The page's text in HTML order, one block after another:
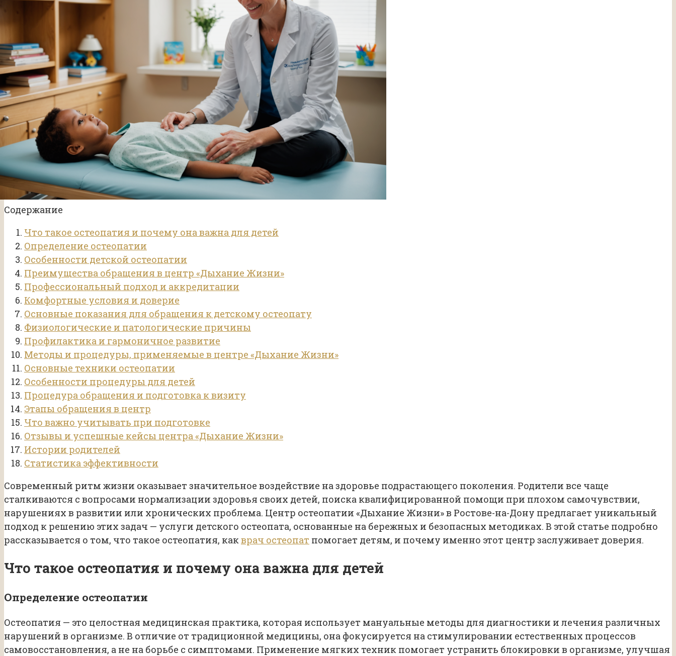
Содержание
Что такое остеопатия и почему она важна для детей
Определение остеопатии
Особенности детской остеопатии
Преимущества обращения в центр «Дыхание Жизни»
Профессиональный подход и аккредитации
Комфортные условия и доверие
Основные показания для обращения к детскому остеопату
Физиологические и патологические причины
Профилактика и гармоничное развитие
Методы и процедуры, применяемые в центре «Дыхание Жизни»
Основные техники остеопатии
Особенности процедуры для детей
Процедура обращения и подготовка к визиту
Этапы обращения в центр
Что важно учитывать при подготовке
Отзывы и успешные кейсы центра «Дыхание Жизни»
Истории родителей
Статистика эффективности
Современный ритм жизни оказывает значительное воздействие на здоровье подрастающего поколения. Родители все чаще
сталкиваются с вопросами нормализации здоровья своих детей, поиска квалифицированной помощи при плохом самочувствии,
нарушениях в развитии или хронических проблема. Центр остеопатии «Дыхание Жизни» в Ростове-на-Дону предлагает уникальный
подход к решению этих задач — услуги детского остеопата, основанные на бережных и безопасных методиках. В этой статье подробно
рассказывается о том, что такое остеопатия, какврач остеопат помогает детям, и почему именно этот центр заслуживает доверия.
Что такое остеопатия и почему она важна для детей
Определение остеопатии
Остеопатия — это целостная медицинская практика, которая использует мануальные методы для диагностики и лечения различных
нарушений в организме. В отличие от традиционной медицины, она фокусируется на стимулировании естественных процессов
самовосстановления, а не на борьбе с симптомами. Применение мягких техник помогает устранить блокировки в организме, улучшая